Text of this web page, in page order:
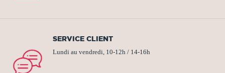
SERVICE CLIENT
Lundi au vendredi, 10-12h / 14-16h